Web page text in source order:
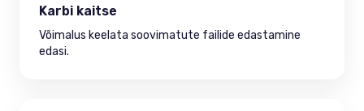
Karbi kaitse
Võimalus keelata soovimatute failide edastamine
edasi.